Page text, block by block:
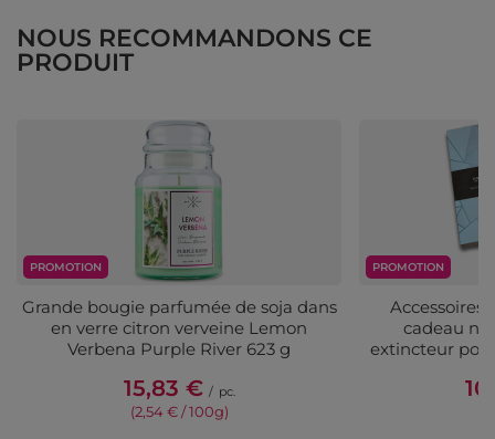
NOUS RECOMMANDONS CE
PRODUIT
PROMOTION
Grande bougie parfumée de soja dans
en verre citron verveine Lemon
Verbena Purple River 623 g
15,83 € / pc.
(2,54 € / 100g)
PROMOTION
Accessoires
cadeau
extincteur